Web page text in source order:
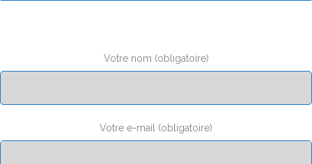
Votre nom (obligatoire)
Votre e-mail (obligatoire)